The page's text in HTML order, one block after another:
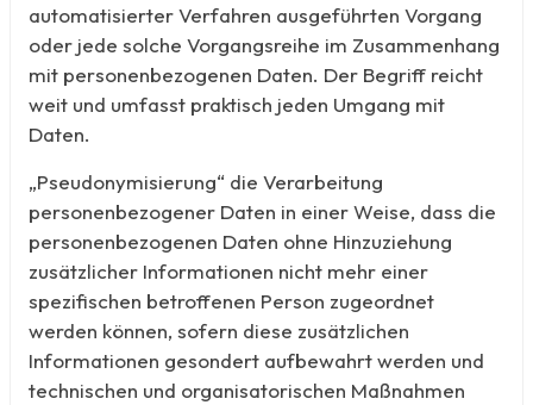
automatisierter Verfahren ausgeführten Vorgang
oder jede solche Vorgangsreihe im Zusammenhang
mit personenbezogenen Daten. Der Begriff reicht
weit und umfasst praktisch jeden Umgang mit
Daten.
„Pseudonymisierung“ die Verarbeitung
personenbezogener Daten in einer Weise, dass die
personenbezogenen Daten ohne Hinzuziehung
zusätzlicher Informationen nicht mehr einer
spezifischen betroffenen Person zugeordnet
werden können, sofern diese zusätzlichen
Informationen gesondert aufbewahrt werden und
technischen und organisatorischen Maßnahmen